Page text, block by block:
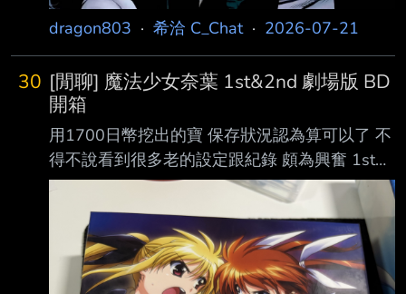
士》沒有這種 信心，也不想這樣對待馬赫夏拉
dragon803 · 希洽 C_Chat· 2026-07-21
30 [閒聊] 魔法少女奈葉 1st&2nd 劇場版 BD
開箱
用1700日幣挖出的寶 保存狀況認為算可以了 不
得不說看到很多老的設定跟紀錄 頗為興奮 1st電
影的 盒子 https://i.imgur.com/Mayuupi.jpeg
https://i.imgur.com/FTzVDMO.jpeg 當年的雜誌
附贈 https://i.imgur.com/QylcSCw.jpeg 官方設
計書的內容 https://i.imgur.com/7Fb54iu.jpeg
https://i.imgur.com/irNgxCL.jpeg